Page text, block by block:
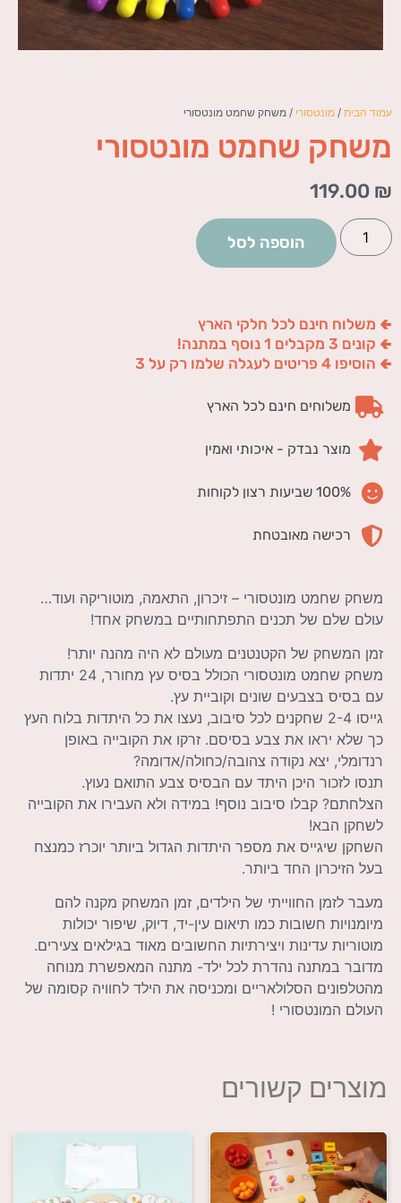
עמוד הבית / מונטסורי / משחק שחמט מונטסורי
משחק שחמט מונטסורי
119.00 ₪
הוספה לסל
🢀 משלוח חינם לכל חלקי הארץ
🢀 קונים 3 מקבלים 1 נוסף במתנה!
🢀 הוסיפו 4 פריטים לעגלה שלמו רק על 3
משלוחים חינם לכל הארץ
מוצר נבדק - איכותי ואמין
100% שביעות רצון לקוחות
רכישה מאובטחת
משחק שחמט מונטסורי – זיכרון, התאמה, מוטוריקה ועוד…
עולם שלם של תכנים התפתחותיים במשחק אחד!
זמן המשחק של הקטנטנים מעולם לא היה מהנה יותר!
משחק שחמט מונטסורי הכולל בסיס עץ מחורר, 24 יתדות
עם בסיס בצבעים שונים וקוביית עץ.
גייסו 2-4 שחקנים לכל סיבוב, נעצו את כל היתדות בלוח העץ
כך שלא יראו את צבע בסיסם. זרקו את הקובייה באופן
רנדומלי, יצא נקודה צהובה/כחולה/אדומה?
תנסו לזכור היכן היתד עם הבסיס צבע התואם נעוץ.
הצלחתם? קבלו סיבוב נוסף! במידה ולא העבירו את הקובייה
לשחקן הבא!
השחקן שיגייס את מספר היתדות הגדול ביותר יוכרז כמנצח
בעל הזיכרון החד ביותר.
מעבר לזמן החווייתי של הילדים, זמן המשחק מקנה להם
מיומנויות חשובות כמו תיאום עין-יד, דיוק, שיפור יכולות
מוטוריות עדינות ויצירתיות החשובים מאוד בגילאים צעירים.
מדובר במתנה נהדרת לכל ילד- מתנה המאפשרת מנוחה
מהטלפונים הסלולאריים ומכניסה את הילד לחוויה קסומה של
העולם המונטסורי !
מוצרים קשורים